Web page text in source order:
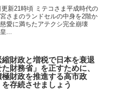
新21時頃 ミテコさま平成時代の
さまのランドセルの中身を2階か
愛に満ちたアテクシ完全崩壊
...
縮財政と増税で日本を衰退
た財務省」を正すために、
極財政を推進する高市政
を存続させましょう